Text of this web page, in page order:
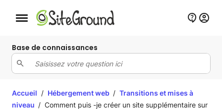
Bouton de navigation mobile
Base de connaissances
Accueil / Hébergement web / Transitions et mises à
niveau / Comment puis -je créer un site supplémentaire sur